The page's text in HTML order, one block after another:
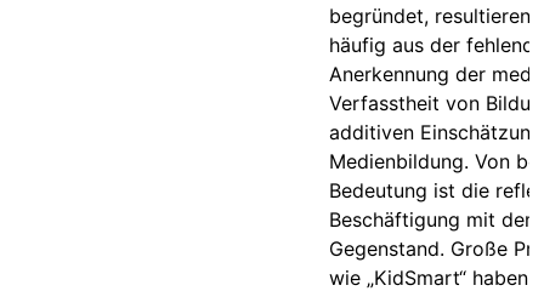
begründet, resultieren
häufig aus der
Anerkennung der
Verfasstheit von
additiven
Medienbildung. Von
Bedeutung ist die
Beschäftigung mit dem
Gegenstand. Große
wie „KidSmart“ haben